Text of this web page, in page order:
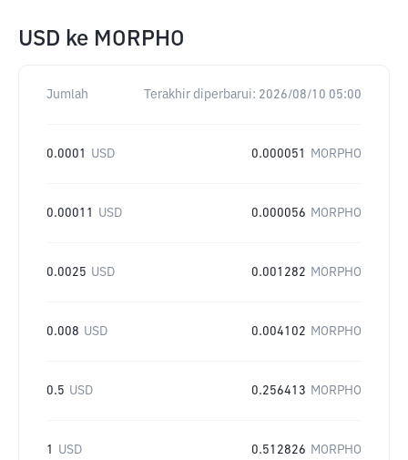
USD ke MORPHO
Jumlah Terakhir diperbarui: 2026/08/10 05:00
0.0001 USD 0.000051 MORPHO
0.00011 USD 0.000056 MORPHO
0.0025 USD 0.001282 MORPHO
0.008 USD 0.004102 MORPHO
0.5 USD 0.256413 MORPHO
1 USD 0.512826 MORPHO